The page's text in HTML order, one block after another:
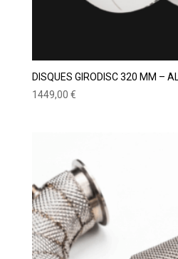
DISQUES GIRODISC 320 MM –
1449,00 €